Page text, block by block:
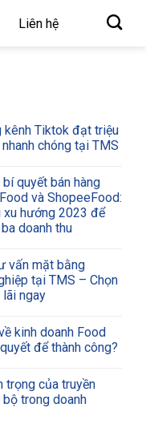
Liên hệ
kênh Tiktok đạt triệu
chóng tại TMS
bí quyết bán hàng
và ShopeeFood:
xu hướng 2023 để
doanh thu
vấn mặt bằng
tại TMS – Chọn
ngay
kinh doanh Food
để thành công?
trọng của truyền
trong doanh